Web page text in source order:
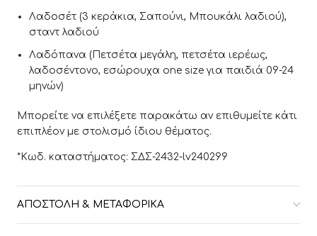
Λαδοσέτ (3 κεράκια, Σαπούνι, Μπουκάλι λαδιού),
σταντ λαδιού
Λαδόπανα (Πετσέτα μεγάλη, πετσέτα ιερέως,
λαδοσέντονο, εσώρουχα one size για παιδιά 09-24
μηνών)
Μπορείτε να επιλέξετε παρακάτω αν επιθυμείτε κάτι
επιπλέον με στολισμό ίδιου θέματος.
*Κωδ. καταστήματος: ΣΔΣ-2432-lv240299
ΑΠΟΣΤΟΛΉ & ΜΕΤΑΦΟΡΙΚΆ